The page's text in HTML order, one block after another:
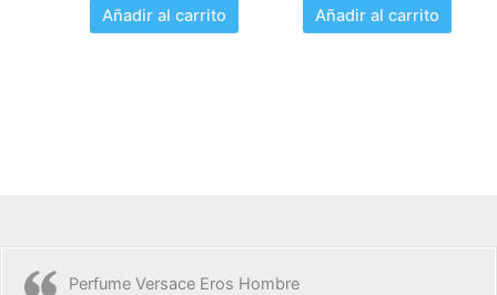
Añadir al carrito Añadir al carrito
Perfume Versace Eros Hombre